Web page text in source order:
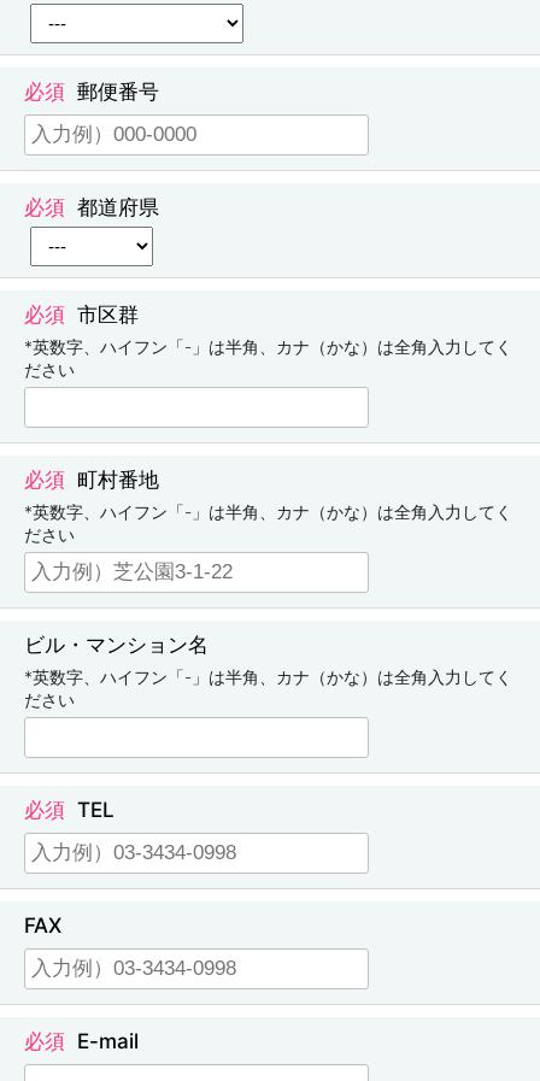
郵便番号
都道府県
市区群
*英数字、ハイフン「-」は半角、カナ（かな）は全角入力してく
ださい
町村番地
*英数字、ハイフン「-」は半角、カナ（かな）は全角入力してく
ださい
ビル・マンション名
*英数字、ハイフン「-」は半角、カナ（かな）は全角入力してく
ださい
TEL
FAX
E-mail